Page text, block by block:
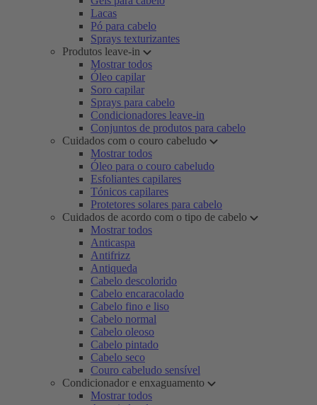
Lacas
Pó para cabelo
Sprays texturizantes
Produtos leave-in
Mostrar todos
Óleo capilar
Soro capilar
Sprays para cabelo
Condicionadores leave-in
Conjuntos de produtos para cabelo
Cuidados com o couro cabeludo
Mostrar todos
Óleo para o couro cabeludo
Esfoliantes capilares
Tónicos capilares
Protetores solares para cabelo
Cuidados de acordo com o tipo de cabelo
Mostrar todos
Anticaspa
Antifrizz
Antiqueda
Cabelo descolorido
Cabelo encaracolado
Cabelo fino e liso
Cabelo normal
Cabelo oleoso
Cabelo pintado
Cabelo seco
Couro cabeludo sensível
Condicionador e enxaguamento
Mostrar todos